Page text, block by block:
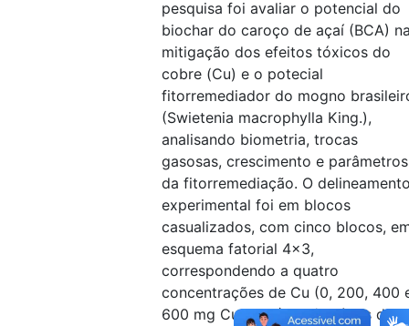
pesquisa foi avaliar o potencial do
biochar do caroço de açaí (BCA)
mitigação dos efeitos tóxicos do
cobre (Cu) e o potecial
fitorremediador do mogno
(Swietenia macrophylla King.),
analisando biometria, trocas
gasosas, crescimento e parâmetros
da fitorremediação. O
experimental foi em blocos
casualizados, com cinco blocos,
esquema fatorial 4x3,
correspondendo a quatro
concentrações de Cu (0, 200, 400
600 mg Cu kg-1 ) e três níveis de